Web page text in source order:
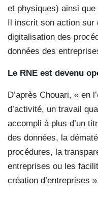
et physiques) ainsi
Il inscrit son action
digitalisation des
données des
Le RNE est devenu
D’après Chouari, « en
d’activité, un travail
accompli à plus d’un
des données, la
procédures, la
entreprises ou les
création d’entreprises